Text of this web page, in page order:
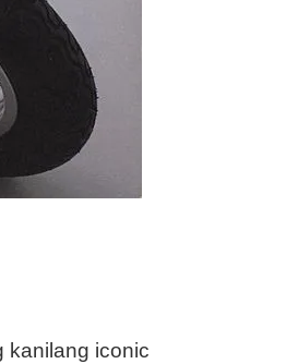
kanilang iconic